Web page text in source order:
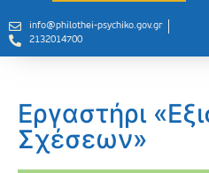
info@philothei-psychiko.gov.gr
2132014700
Εργαστήρι
Σχέσεων»